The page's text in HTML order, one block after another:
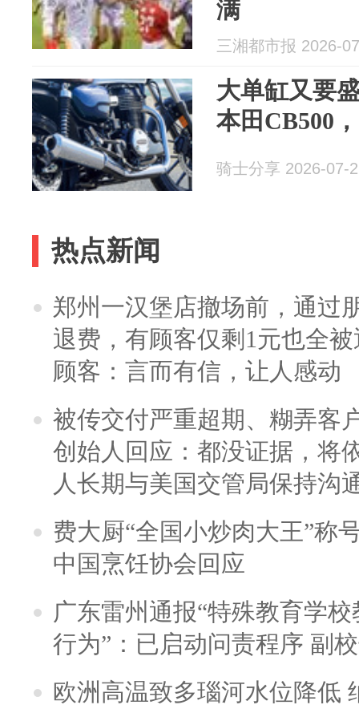
满
三湘都市报 2026-
大单缸又要
本田CB500
骑士分享 2026-07-
热点新闻
郑州一汉堡店撤场前，通过
退费，有顾客仅剩1元也全
顾客：言而有信，让人感动
被传交付严重超期、糊弄客
创始人回应：都没证据，将
人长期与美国交管局保持沟
费大厨“全国小炒肉大王”称
中国烹饪协会回应
广东雷州通报“特殊教育学
行为”：已启动问责程序 副
欧洲高温致多瑙河水位降低